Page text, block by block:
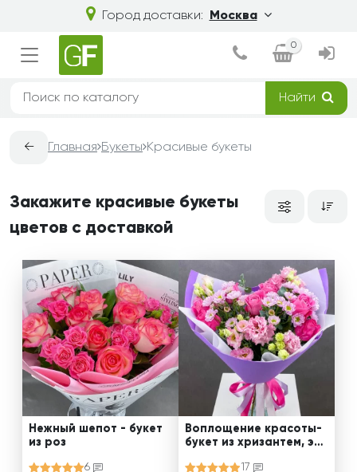
Город доставки: Москва
0
Найти
← Главная Букеты Красивые букеты
Закажите красивые букеты
цветов с доставкой
Нежный шепот - букет
из роз
6
Воплощение красоты-
букет из хризантем, эус
17